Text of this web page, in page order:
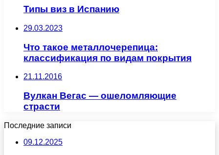
Типы виз в Испанию
29.03.2023
Что такое металлочерепица:
классификация по видам покрытия
21.11.2016
Вулкан Вегас — ошеломляющие
страсти
Последние записи
09.12.2025